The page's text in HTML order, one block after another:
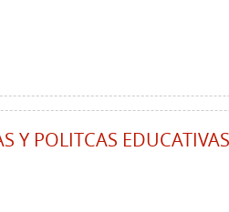
Y POLITCAS